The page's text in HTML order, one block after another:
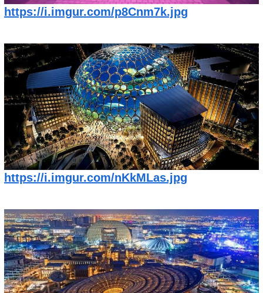
https://i.imgur.com/p8Cnm7k.jpg
https://i.imgur.com/nKkMLas.jpg